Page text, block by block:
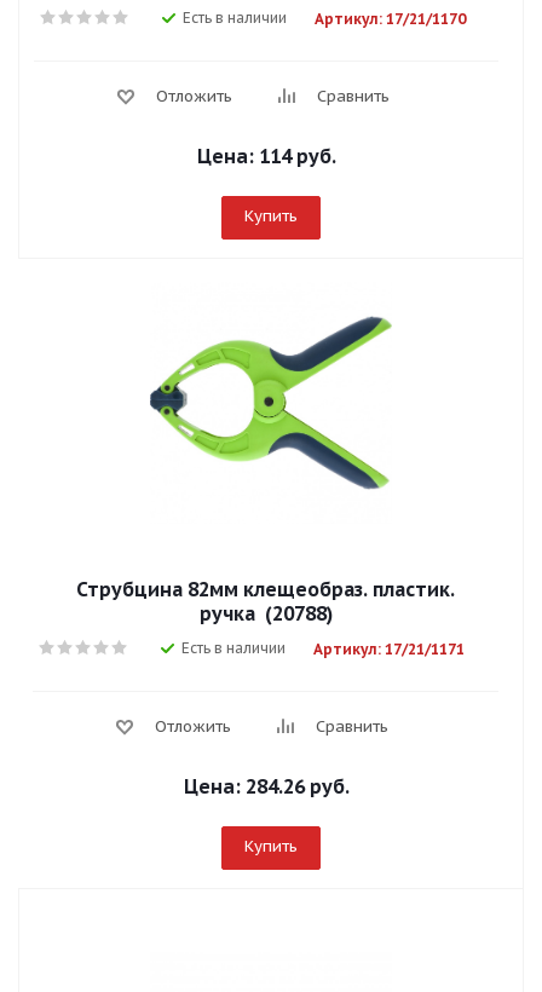
Есть в наличии Артикул: 17/21/1170
Отложить Сравнить
Цена: 114 руб.
Купить
Струбцина 82мм клещеобраз. пластик.
ручка (20788)
Есть в наличии Артикул: 17/21/1171
Отложить Сравнить
Цена: 284.26 руб.
Купить